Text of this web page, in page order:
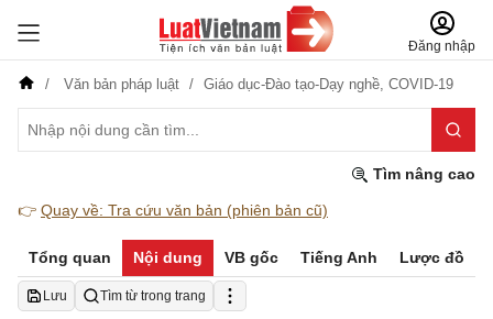
Đăng nhập
Văn bản pháp luật Giáo dục-Đào tạo-Dạy nghề, COVID-19
Tìm nâng cao
👉 Quay về: Tra cứu văn bản (phiên bản cũ)
Tổng quan Nội dung VB gốc Tiếng Anh Lược đồ
Lưu Tìm từ trong trang